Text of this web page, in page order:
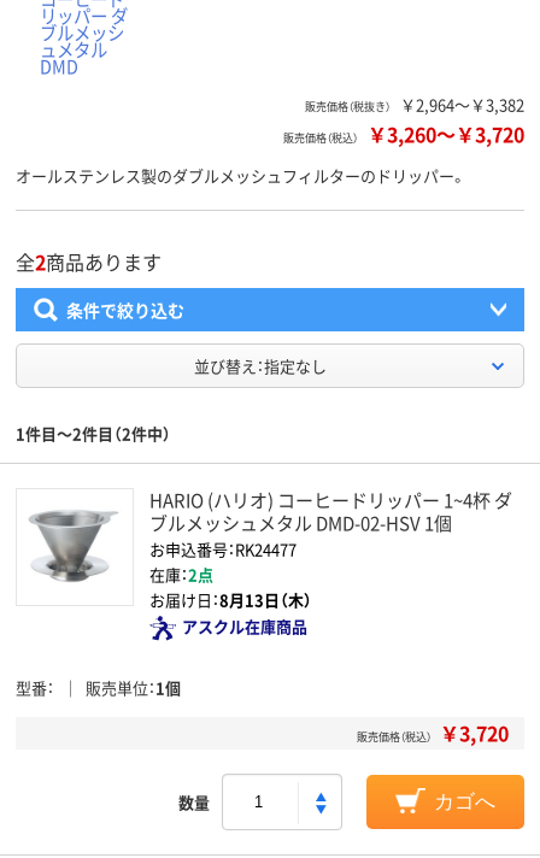
販売価格（税抜き） ￥2,964～￥3,382
販売価格（税込） ￥3,260～￥3,720
オールステンレス製のダブルメッシュフィルターのドリッパー。
全2商品あります
条件で絞り込む
並び替え：指定なし
1件目～2件目（2件中）
HARIO (ハリオ) コーヒードリッパー 1~4杯 ダ
ブルメッシュメタル DMD-02-HSV 1個
お申込番号：RK24477
在庫：2点
お届け日：8月13日（木）
アスクル在庫商品
型番 販売単位 1個
販売価格（税込） ￥3,720
数量 カゴへ